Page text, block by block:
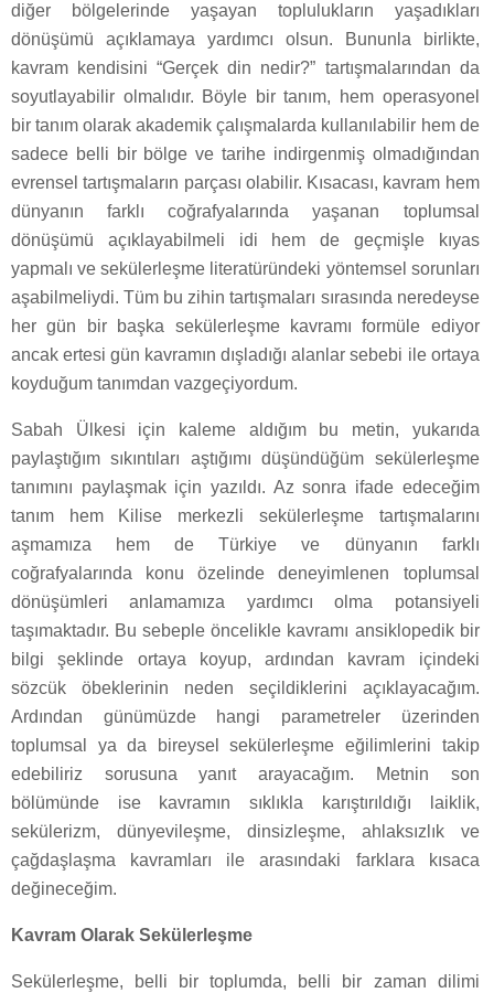
diğer bölgelerinde yaşayan toplulukların yaşadıkları
dönüşümü açıklamaya yardımcı olsun. Bununla birlikte,
kavram kendisini “Gerçek din nedir?” tartışmalarından da
soyutlayabilir olmalıdır. Böyle bir tanım, hem operasyonel
bir tanım olarak akademik çalışmalarda kullanılabilir hem de
sadece belli bir bölge ve tarihe indirgenmiş olmadığından
evrensel tartışmaların parçası olabilir. Kısacası, kavram hem
dünyanın farklı coğrafyalarında yaşanan toplumsal
dönüşümü açıklayabilmeli idi hem de geçmişle kıyas
yapmalı ve sekülerleşme literatüründeki yöntemsel sorunları
aşabilmeliydi. Tüm bu zihin tartışmaları sırasında neredeyse
her gün bir başka sekülerleşme kavramı formüle ediyor
ancak ertesi gün kavramın dışladığı alanlar sebebi ile ortaya
koyduğum tanımdan vazgeçiyordum.
Sabah Ülkesi için kaleme aldığım bu metin, yukarıda
paylaştığım sıkıntıları aştığımı düşündüğüm sekülerleşme
tanımını paylaşmak için yazıldı. Az sonra ifade edeceğim
tanım hem Kilise merkezli sekülerleşme tartışmalarını
aşmamıza hem de Türkiye ve dünyanın farklı
coğrafyalarında konu özelinde deneyimlenen toplumsal
dönüşümleri anlamamıza yardımcı olma potansiyeli
taşımaktadır. Bu sebeple öncelikle kavramı ansiklopedik bir
bilgi şeklinde ortaya koyup, ardından kavram içindeki
sözcük öbeklerinin neden seçildiklerini açıklayacağım.
Ardından günümüzde hangi parametreler üzerinden
toplumsal ya da bireysel sekülerleşme eğilimlerini takip
edebiliriz sorusuna yanıt arayacağım. Metnin son
bölümünde ise kavramın sıklıkla karıştırıldığı laiklik,
sekülerizm, dünyevileşme, dinsizleşme, ahlaksızlık ve
çağdaşlaşma kavramları ile arasındaki farklara kısaca
değineceğim.
Kavram Olarak Sekülerleşme
Sekülerleşme, belli bir toplumda, belli bir zaman dilimi